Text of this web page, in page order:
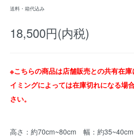
送料・箱代込み
18,500円(内税)
※こちらの商品は店舗販売との共有在
イミングによっては在庫切れになる場
さい。
高さ：約70cm~80cm 幅：約35~40cm